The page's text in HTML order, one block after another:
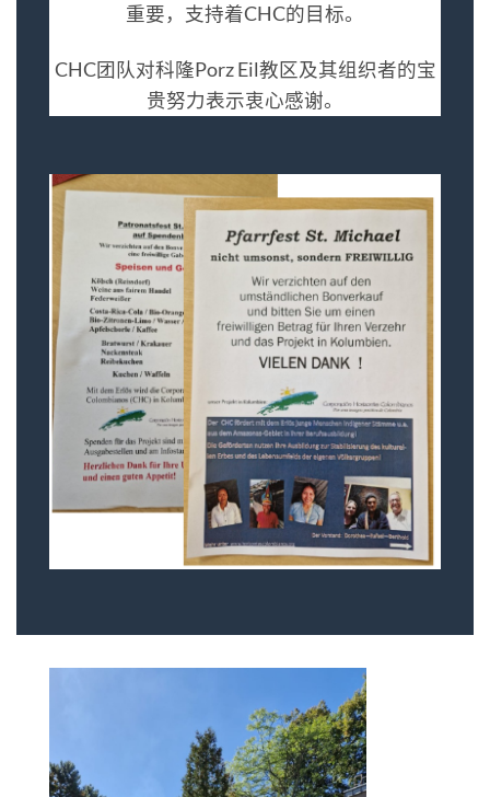
重要，支持着CHC的目标。
CHC团队对科隆Porz Eil教区及其组织者的宝
贵努力表示衷心感谢。